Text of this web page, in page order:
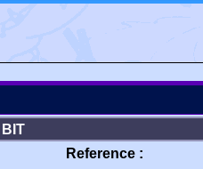
Reference :